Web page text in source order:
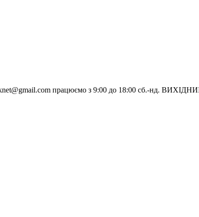
працюємо з 9:00 до 18:00 сб.-нд.